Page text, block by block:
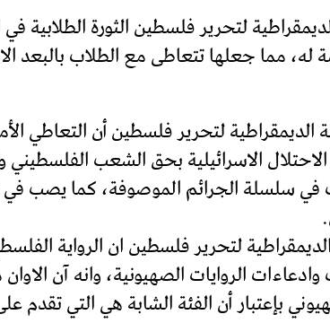
لتحرير فلسطين الثورة الطلابية
له، مما جعلها تتعاطى مع الطلاب
الديمقراطية لتحرير فلسطين أن التعاطي
الاحتلال الاسرائيلية بحق الشعب
في سلسلة الجرائم الموصوفة، كما يصب في
لتحرير فلسطين ان الرواية
الروايات الصهيونية، وانه آن
بإعتبار أن الفئة الشابة هي التي